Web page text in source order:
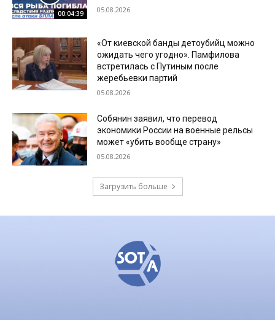
00:04:39 05.08.2026
«От киевской банды детоубийц можно
ожидать чего угодно». Памфилова
встретилась с Путиным после
жеребьевки партий
05.08.2026
Собянин заявил, что перевод
экономики России на военные рельсы
может «убить вообще страну»
05.08.2026
Загрузить больше